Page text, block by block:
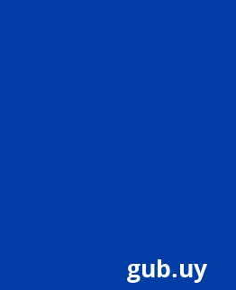
gub.uy